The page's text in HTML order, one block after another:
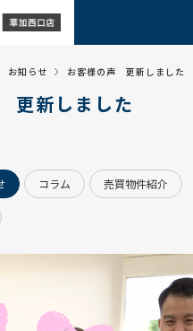
お知らせ お客様の声 更新しました
更新しました
コラム 売買物件紹介